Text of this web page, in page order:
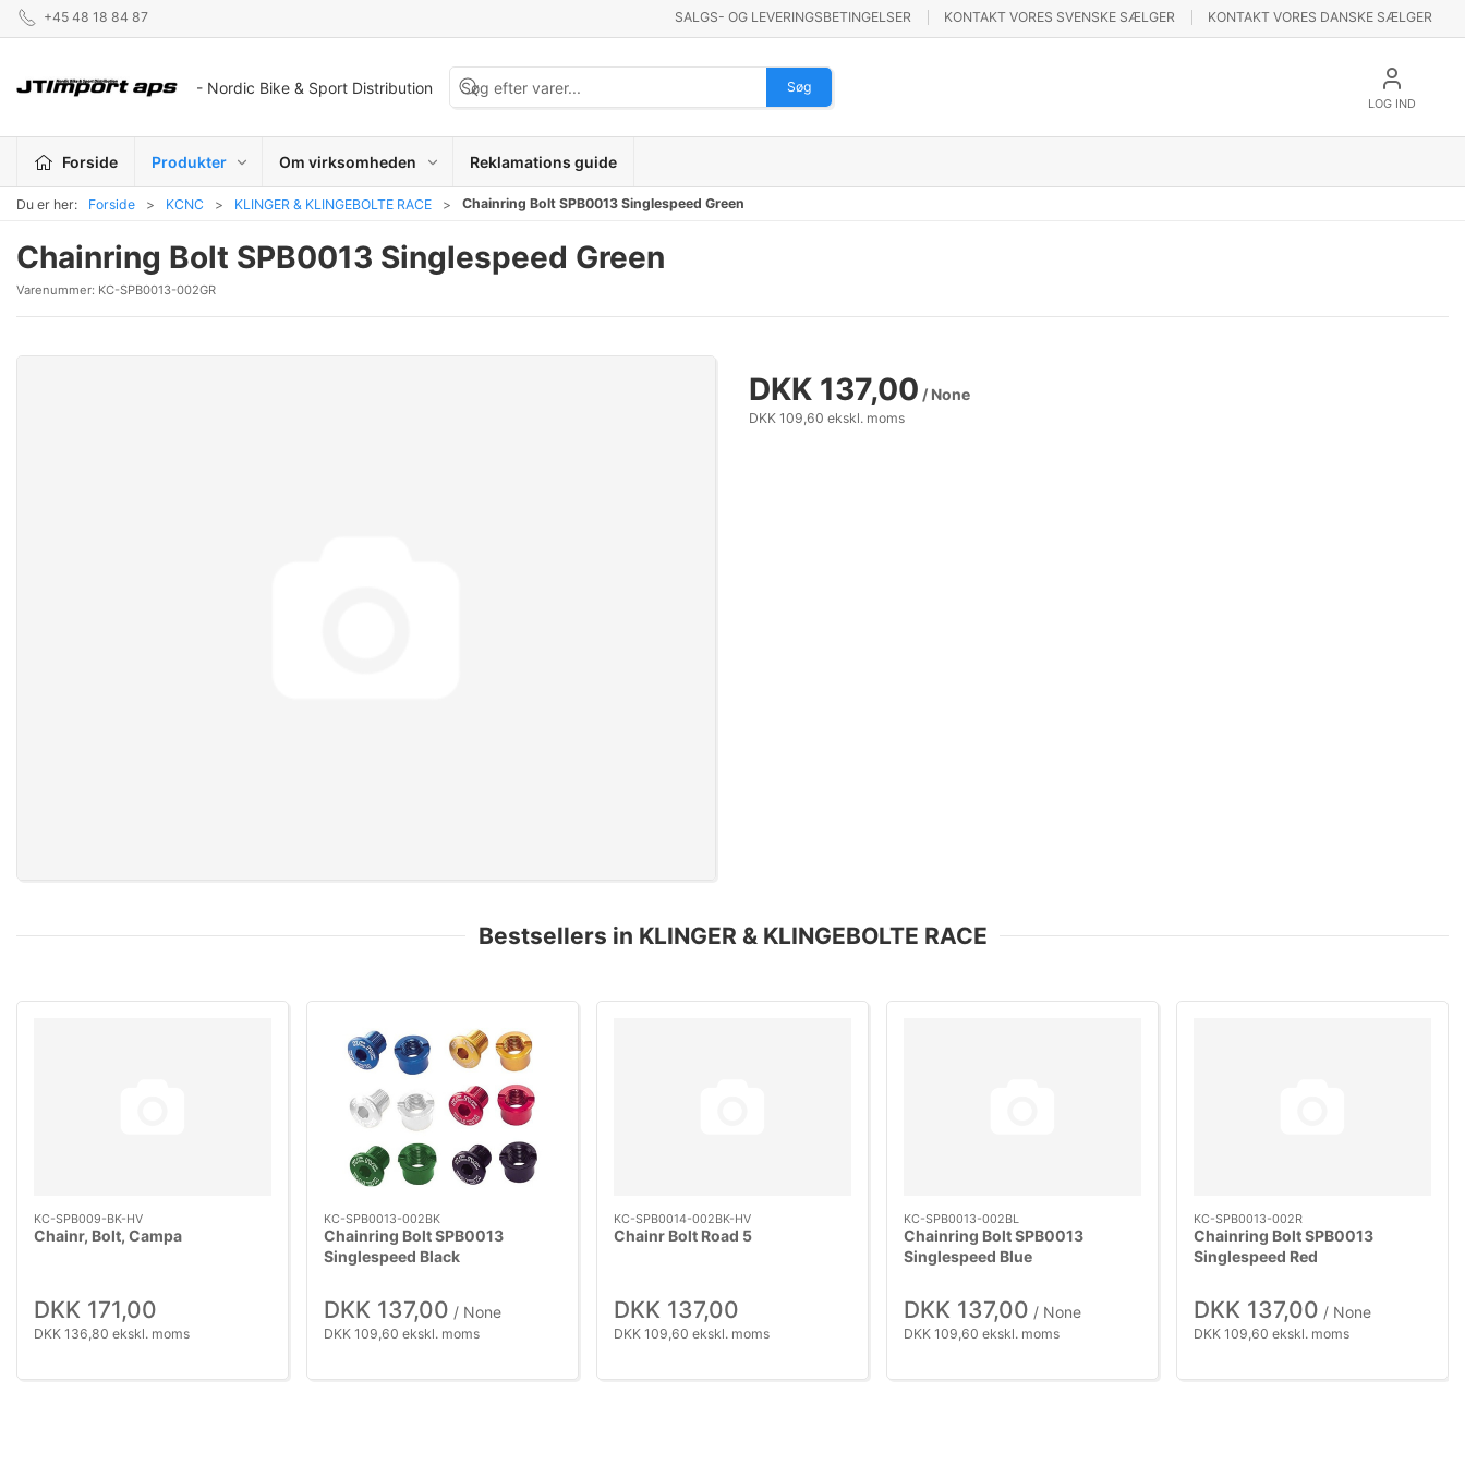
+45 48 18 84 87 SALGS- OG LEVERINGSBETINGELSER KONTAKT VORES SVENSKE SÆLGER KONTAKT VORES DANSKE SÆLGER
- Nordic Bike & Sport Distribution Søg
LOG IND
Forside Produkter Om virksomheden Reklamations guide
Du er her: Forside KCNC KLINGER & KLINGEBOLTE RACE Chainring Bolt SPB0013 Singlespeed Green
Chainring Bolt SPB0013 Singlespeed Green
Varenummer: KC-SPB0013-002GR
DKK 137,00 / None
DKK 109,60 ekskl. moms
Bestsellers in KLINGER & KLINGEBOLTE RACE
KC-SPB009-BK-HV
Chainr, Bolt, Campa
DKK 171,00
DKK 136,80 ekskl. moms
KC-SPB0013-002BK
Chainring Bolt SPB0013
Singlespeed Black
DKK 137,00 / None
DKK 109,60 ekskl. moms
KC-SPB0014-002BK-HV
Chainr Bolt Road 5
DKK 137,00
DKK 109,60 ekskl. moms
KC-SPB0013-002BL
Chainring Bolt SPB0013
Singlespeed Blue
DKK 137,00 / None
DKK 109,60 ekskl. moms
KC-SPB0013-002R
Chainring Bolt SPB0013
Singlespeed Red
DKK 137,00 / None
DKK 109,60 ekskl. moms